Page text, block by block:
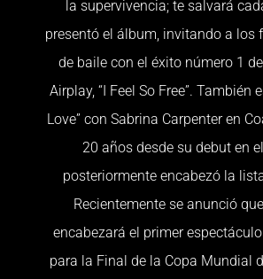
la supervivencia; te salvará
presentó el álbum, invitando a los
de baile con el éxito número 1
Airplay, “I Feel So Free”. También
Love” con Sabrina Carpenter en
20 años desde su debut en
posteriormente encabezó la
Recientemente se anunció
encabezará el primer
para la Final de la Copa Mundial